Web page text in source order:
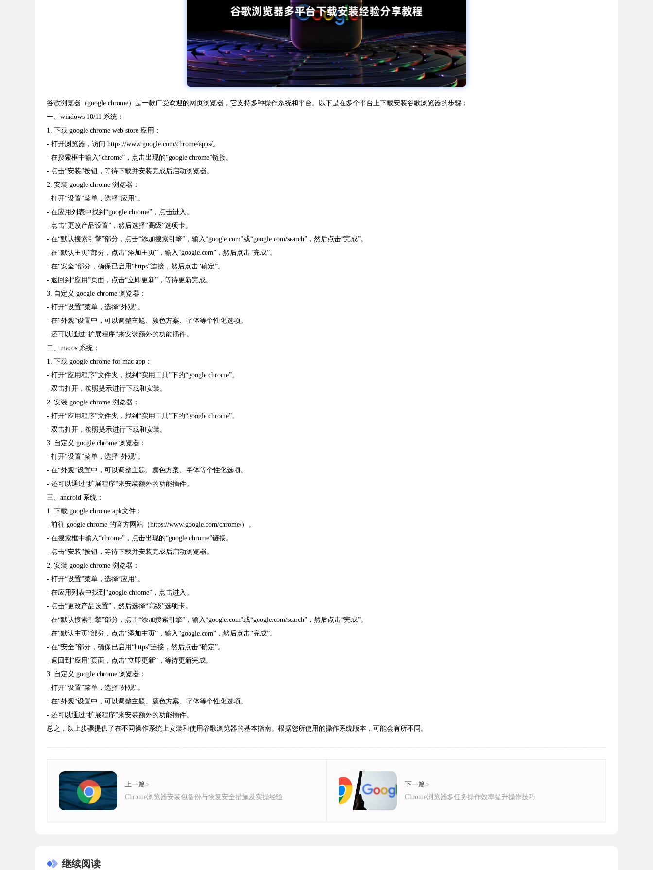
谷歌浏览器（google chrome）是一款广受欢迎的网页浏览器，它支持多种操作系统和平台。以下是在多个平台上下载安装谷歌浏览器的步骤：
一、windows 10/11 系统：
1. 下载 google chrome web store 应用：
- 打开浏览器，访问 https://www.google.com/chrome/apps/。
- 在搜索框中输入“chrome”，点击出现的“google chrome”链接。
- 点击“安装”按钮，等待下载并安装完成后启动浏览器。
2. 安装 google chrome 浏览器：
- 打开“设置”菜单，选择“应用”。
- 在应用列表中找到“google chrome”，点击进入。
- 点击“更改产品设置”，然后选择“高级”选项卡。
- 在“默认搜索引擎”部分，点击“添加搜索引擎”，输入“google.com”或“google.com/search”，然后点击“完成”。
- 在“默认主页”部分，点击“添加主页”，输入“google.com”，然后点击“完成”。
- 在“安全”部分，确保已启用“https”连接，然后点击“确定”。
- 返回到“应用”页面，点击“立即更新”，等待更新完成。
3. 自定义 google chrome 浏览器：
- 打开“设置”菜单，选择“外观”。
- 在“外观”设置中，可以调整主题、颜色方案、字体等个性化选项。
- 还可以通过“扩展程序”来安装额外的功能插件。
二、macos 系统：
1. 下载 google chrome for mac app：
- 打开“应用程序”文件夹，找到“实用工具”下的“google chrome”。
- 双击打开，按照提示进行下载和安装。
2. 安装 google chrome 浏览器：
- 打开“应用程序”文件夹，找到“实用工具”下的“google chrome”。
- 双击打开，按照提示进行下载和安装。
3. 自定义 google chrome 浏览器：
- 打开“设置”菜单，选择“外观”。
- 在“外观”设置中，可以调整主题、颜色方案、字体等个性化选项。
- 还可以通过“扩展程序”来安装额外的功能插件。
三、android 系统：
1. 下载 google chrome apk文件：
- 前往 google chrome 的官方网站（https://www.google.com/chrome/）。
- 在搜索框中输入“chrome”，点击出现的“google chrome”链接。
- 点击“安装”按钮，等待下载并安装完成后启动浏览器。
2. 安装 google chrome 浏览器：
- 打开“设置”菜单，选择“应用”。
- 在应用列表中找到“google chrome”，点击进入。
- 点击“更改产品设置”，然后选择“高级”选项卡。
- 在“默认搜索引擎”部分，点击“添加搜索引擎”，输入“google.com”或“google.com/search”，然后点击“完成”。
- 在“默认主页”部分，点击“添加主页”，输入“google.com”，然后点击“完成”。
- 在“安全”部分，确保已启用“https”连接，然后点击“确定”。
- 返回到“应用”页面，点击“立即更新”，等待更新完成。
3. 自定义 google chrome 浏览器：
- 打开“设置”菜单，选择“外观”。
- 在“外观”设置中，可以调整主题、颜色方案、字体等个性化选项。
- 还可以通过“扩展程序”来安装额外的功能插件。
总之，以上步骤提供了在不同操作系统上安装和使用谷歌浏览器的基本指南。根据您所使用的操作系统版本，可能会有所不同。
上一篇>
Chrome浏览器安装包备份与恢复安全措施及实操经验
下一篇>
Chrome浏览器多任务操作效率提升操作技巧
继续阅读